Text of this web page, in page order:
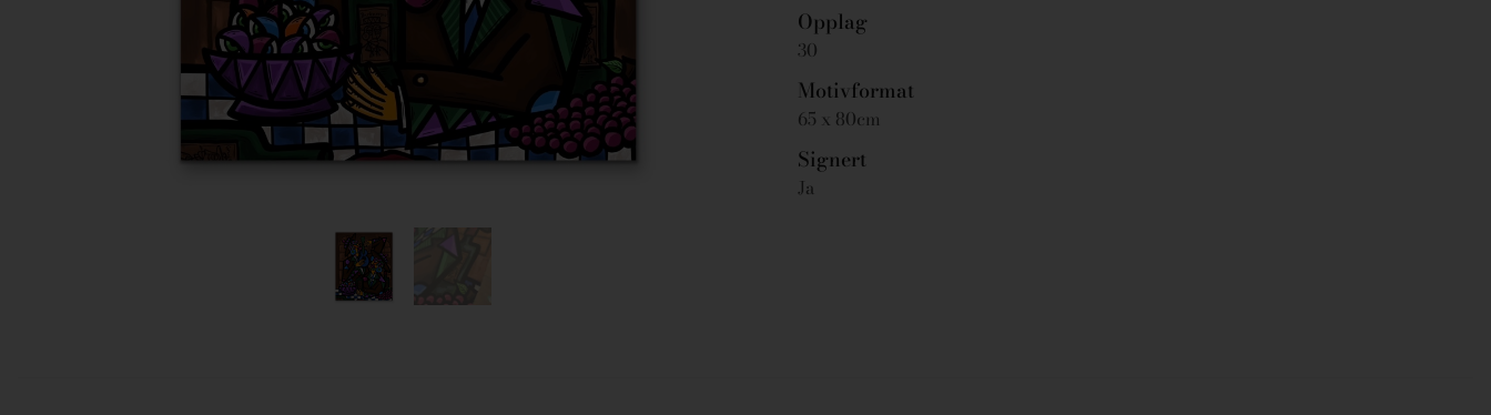
Opplag
30
Motivformat
65 x 80cm
Signert
Ja